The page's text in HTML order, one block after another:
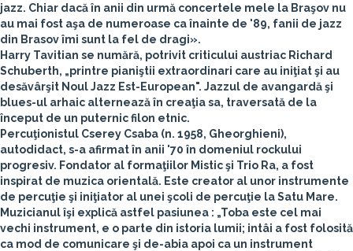
jazz. Chiar dacă în anii din urmă concertele mele la Braşov nu
au mai fost aşa de numeroase ca înainte de '89, fanii de jazz
din Brasov îmi sunt la fel de dragi».
Harry Tavitian se numără, potrivit criticului austriac Richard
Schuberth, „printre pianiştii extraordinari care au iniţiat şi au
desăvârşit Noul Jazz Est-European". Jazzul de avangardă şi
blues-ul arhaic alternează în creaţia sa, traversată de la
început de un puternic filon etnic.
Percuţionistul Cserey Csaba (n. 1958, Gheorghieni),
autodidact, s-a afirmat în anii '70 în domeniul rockului
progresiv. Fondator al formaţiilor Mistic şi Trio Ra, a fost
inspirat de muzica orientală. Este creator al unor instrumente
de percuţie şi iniţiator al unei şcoli de percuţie la Satu Mare.
Muzicianul îşi explică astfel pasiunea : „Toba este cel mai
vechi instrument, e o parte din istoria lumii; intâi a fost folosită
ca mod de comunicare şi de-abia apoi ca un instrument